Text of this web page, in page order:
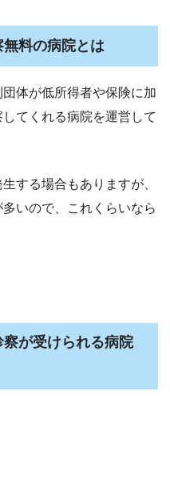
無料の病院とは
体が低所得者や保険に加
てくれる病院を運営して
する場合もありますが、
いので、これくらいなら
察が受けられる病院